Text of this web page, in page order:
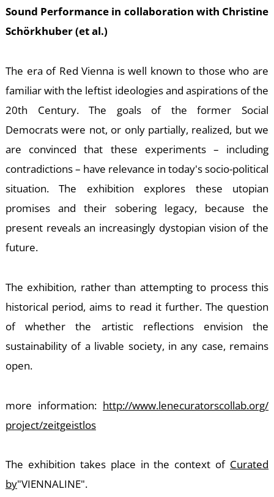
Sound Performance in collaboration with Christine
Schörkhuber (et al.)
The era of Red Vienna is well known to those who are
familiar with the leftist ideologies and aspirations of the
20th Century. The goals of the former Social
Democrats were not, or only partially, realized, but we
are convinced that these experiments – including
contradictions – have relevance in today's socio-political
situation. The exhibition explores these utopian
promises and their sobering legacy, because the
present reveals an increasingly dystopian vision of the
future.
The exhibition, rather than attempting to process this
historical period, aims to read it further. The question
of whether the artistic reflections envision the
sustainability of a livable society, in any case, remains
open.
more information: http://www.lenecuratorscollab.org/
project/zeitgeistlos
The exhibition takes place in the context of Curated
by"VIENNALINE".